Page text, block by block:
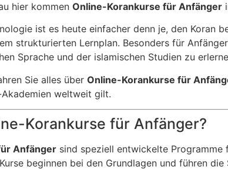
hier kommen Online-Korankurse für Anfänger
ist es heute einfacher denn je, den
strukturierten Lernplan. Besonders für
Sprache und der islamischen Studien zu
Sie alles über Online-Korankurse für
weltweit gilt.
Korankurse für Anfänger?
Anfänger sind speziell entwickelte Programme
beginnen bei den Grundlagen und führen